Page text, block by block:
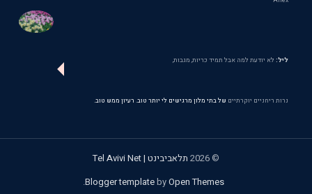
ליל: לא יודעת למה אבל תמיד כריות, מגבות,
נרות ריחניים יוקרתיים של בתי מלון מרגישים לי יותר טוב. רעיון ממש טוב.
©
2026 תלאביבינט | Tel Avivi Net
Blogger templatebyOpen Themes
.